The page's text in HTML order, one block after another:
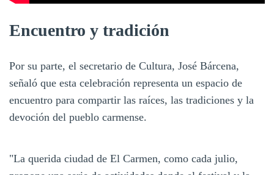
Encuentro y tradición
Por su parte, el secretario de Cultura, José Bárcena,
señaló que esta celebración representa un espacio de
encuentro para compartir las raíces, las tradiciones y la
devoción del pueblo carmense.
"La querida ciudad de El Carmen, como cada julio,